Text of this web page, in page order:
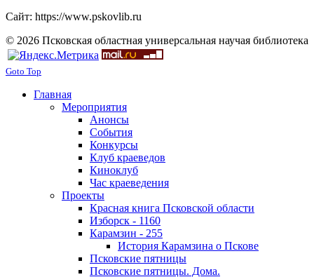
Сайт: https://www.pskovlib.ru
© 2026 Псковская областная универсальная научая библиотека
Goto Top
Главная
Мероприятия
Анонсы
События
Конкурсы
Клуб краеведов
Киноклуб
Час краеведения
Проекты
Красная книга Псковской области
Изборск - 1160
Карамзин - 255
История Карамзина о Пскове
Псковские пятницы
Псковские пятницы. Дома.